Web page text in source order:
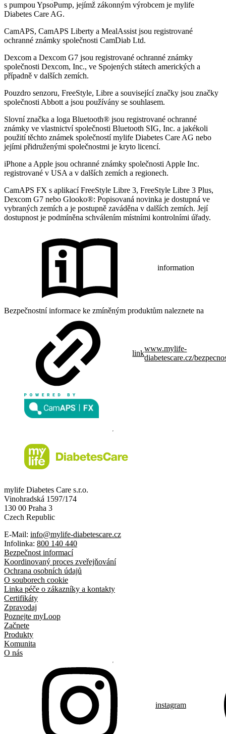
s pumpou YpsoPump, jejímž zákonným výrobcem je mylife
Diabetes Care AG.
CamAPS, CamAPS Liberty a MealAssist jsou registrované
ochranné známky společnosti CamDiab Ltd.
Dexcom a Dexcom G7 jsou registrované ochranné známky
společnosti Dexcom, Inc., ve Spojených státech amerických a
případně v dalších zemích.
Pouzdro senzoru, FreeStyle, Libre a související značky jsou značky
společnosti Abbott a jsou používány se souhlasem.
Slovní značka a loga Bluetooth® jsou registrované ochranné
známky ve vlastnictví společnosti Bluetooth SIG, Inc. a jakékoli
použití těchto známek společností mylife Diabetes Care AG nebo
jejími přidruženými společnostmi je kryto licencí.
iPhone a Apple jsou ochranné známky společnosti Apple Inc.
registrované v USA a v dalších zemích a regionech.
CamAPS FX s aplikací FreeStyle Libre 3, FreeStyle Libre 3 Plus,
Dexcom G7 nebo Glooko®: Popisovaná novinka je dostupná ve
vybraných zemích a je postupně zaváděna v dalších zemích. Její
dostupnost je podmíněna schválením místními kontrolními úřady.
information
Bezpečnostní informace ke zmíněným produktům naleznete na
link
www.mylife-
diabetescare.cz/
mylife Diabetes Care s.r.o.
Vinohradská 1597/174
130 00 Praha 3
Czech Republic
E-Mail: info@mylife-diabetescare.cz
Infolinka: 800 140 440
Bezpečnost informací
Koordinovaný proces zveřejňování
Ochrana osobních údajů
O souborech cookie
Linka péče o zákazníky a kontakty
Certifikáty
Zpravodaj
Poznejte myLoop
Začnete
Produkty
Komunita
O nás
instagram